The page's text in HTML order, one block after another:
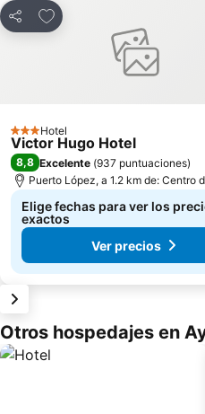
Compartir
Agregar a favoritos
3 Estrellas
Hotel
Victor Hugo Hotel
8,8 Excelente (937 puntuaciones)
Puerto López, a 1.2 km de: Centro
Elige fechas para ver los
exactos
Ver precios
Otros hospedajes en